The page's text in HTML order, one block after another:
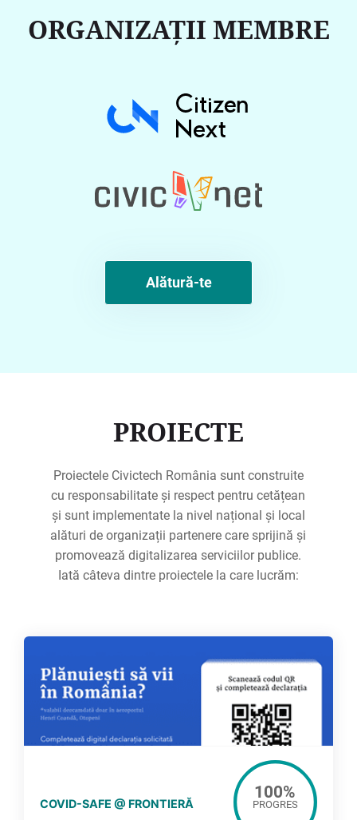
ORGANIZAȚII MEMBRE
Alătură-te
PROIECTE
Proiectele Civictech România sunt construite
cu responsabilitate și respect pentru cetățean
și sunt implementate la nivel național și local
alături de organizații partenere care sprijină și
promovează digitalizarea serviciilor publice.
Iată câteva dintre proiectele la care lucrăm:
COVID-SAFE @ FRONTIERĂ
100%
PROGRES